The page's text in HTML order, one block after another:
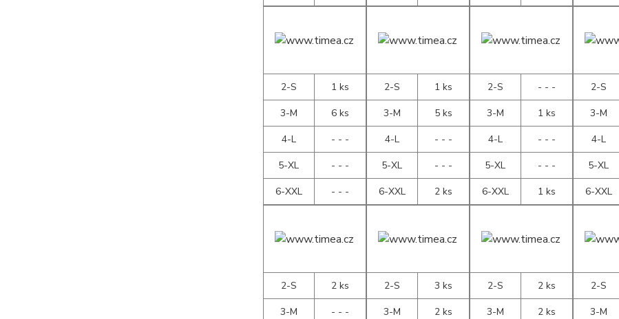
2-S
1 ks
3-M
6 ks
4-L
- - -
5-XL
- - -
6-XXL
- - -
2-S
1 ks
3-M
5 ks
4-L
- - -
5-XL
- - -
6-XXL
2 ks
2-S
- - -
3-M
1 ks
4-L
- - -
5-XL
- - -
6-XXL
1 ks
2-S
3-M
4-L
5-XL
6-XXL
2-S
2 ks
3-M
- - -
2-S
3 ks
3-M
2 ks
2-S
2 ks
3-M
2 ks
2-S
3-M